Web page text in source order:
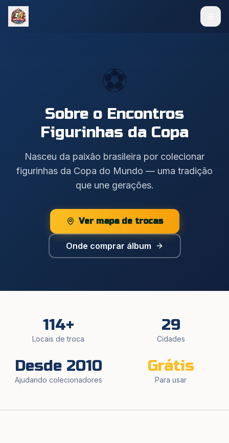
⚽
Sobre o Encontros
Figurinhas da Copa
Nasceu da paixão brasileira por colecionar
figurinhas da Copa do Mundo — uma tradição
que une gerações.
Ver mapa de trocas
Onde comprar álbum
114+
Locais de troca
29
Cidades
Desde 2010
Ajudando colecionadores
Grátis
Para usar